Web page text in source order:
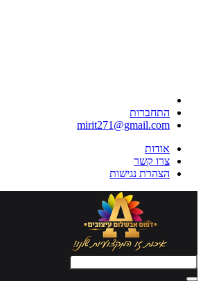
התחברות
mirit271@gmail.com
אודות
צרו קשר
הצהרת נגישות